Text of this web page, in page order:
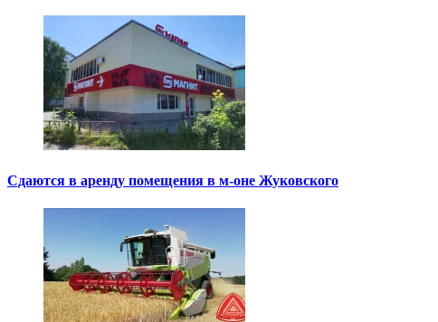
Сдаются в аренду помещения в м-оне Жуковского